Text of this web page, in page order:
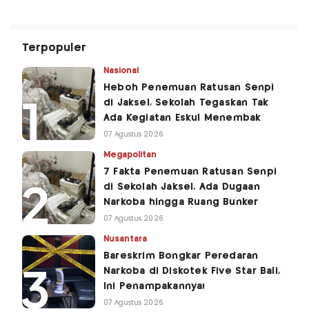
Terpopuler
Nasional
Heboh Penemuan Ratusan Senpi
di Jaksel, Sekolah Tegaskan Tak
Ada Kegiatan Eskul Menembak
07 Agustus 2026
Megapolitan
7 Fakta Penemuan Ratusan Senpi
di Sekolah Jaksel, Ada Dugaan
Narkoba hingga Ruang Bunker
07 Agustus 2026
Nusantara
Bareskrim Bongkar Peredaran
Narkoba di Diskotek Five Star Bali,
Ini Penampakannya!
07 Agustus 2026